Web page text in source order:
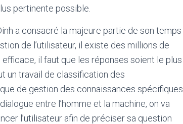
pertinente possible.
a consacré la majeure partie de son temps
de l’utilisateur, il existe des millions de
il faut que les réponses soient le plus
un travail de classification des
de gestion des connaissances spécifiques
entre l’homme et la machine, on va
l’utilisateur afin de préciser sa question